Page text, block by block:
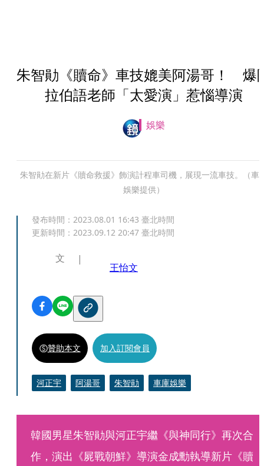
朱智勛《贖命》車技媲美阿湯哥！ 爆
拉伯語老師「太愛演」惹惱導演
娛樂
朱智勛在新片《贖命救援》飾演計程車司機，展現一流車技。（車
娛樂提供）
發布時間： 2023.08.01 16:43 臺北時間
更新時間： 2023.09.12 20:47 臺北時間
文
王怡文
贊助本文 加入訂閱會員
河正宇 阿湯哥 朱智勛 車庫娛樂
韓國男星朱智勛與河正宇繼《與神同行》再次合
作，演出《屍戰朝鮮》導演金成勳執導新片《贖